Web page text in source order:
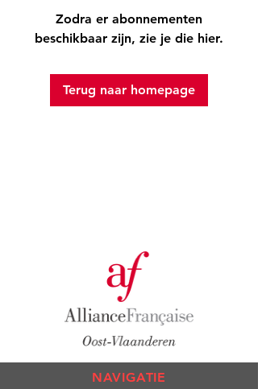
Zodra er abonnementen
beschikbaar zijn, zie je die hier.
Terug naar homepage
NAVIGATIE